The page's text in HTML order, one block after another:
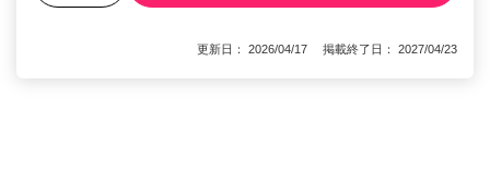
更新日： 2026/04/17 掲載終了日： 2027/04/23